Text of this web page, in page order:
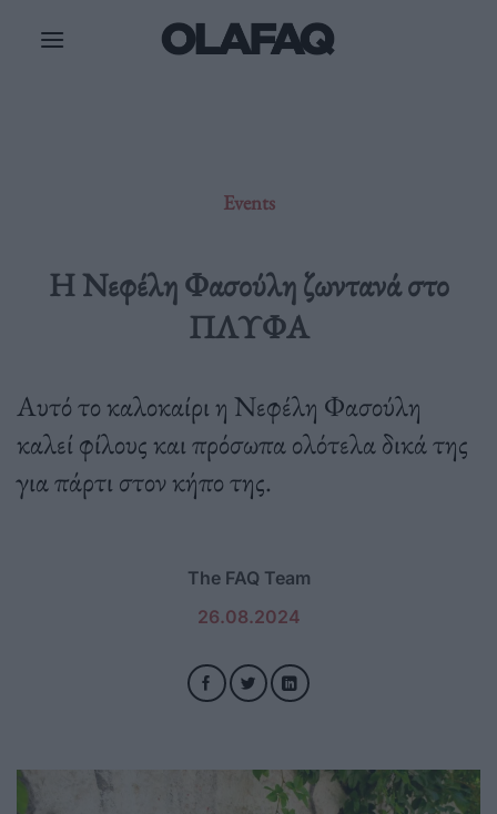
Events
Η Νεφέλη Φασούλη ζωντανά στο
ΠΛΥΦΑ
Aυτό το καλοκαίρι η Νεφέλη Φασούλη
καλεί φίλους και πρόσωπα ολότελα δικά της
για πάρτι στον κήπο της.
The FAQ Team
26.08.2024